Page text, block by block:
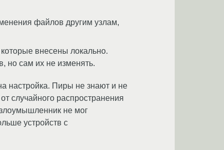
файлов другим узлам,
внесены локально.
но сам их не изменять.
настройка. Пиры не знают и не
случайного распространения
не мог
устройств с